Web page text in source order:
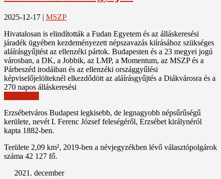
2025-12-17 | MSZP
Hivatalosan is elindították a Fudan Egyetem és az álláskeresési
járadék ügyében kezdeményezett népszavazás kiírásához szükséges
aláírásgyűjtést az ellenzéki pártok. Budapesten és a 23 megyei jogú
városban, a DK, a Jobbik, az LMP, a Momentum, az MSZP és a
Párbeszéd irodáiban és az ellenzéki országgyűlési
képviselőjelölteknél elkezdődött az aláírásgyűjtés a Diákvárosra és a
270 napos álláskeresési
Erzsébetváros Budapest legkisebb, de legnagyobb népsűrűségű
kerülete, nevét I. Ferenc József feleségéről, Erzsébet királynéról
kapta 1882-ben.
Területe 2,09 km², 2019-ben a névjegyzékben lévő választópolgárok
száma 42 127 fő.
2021. december